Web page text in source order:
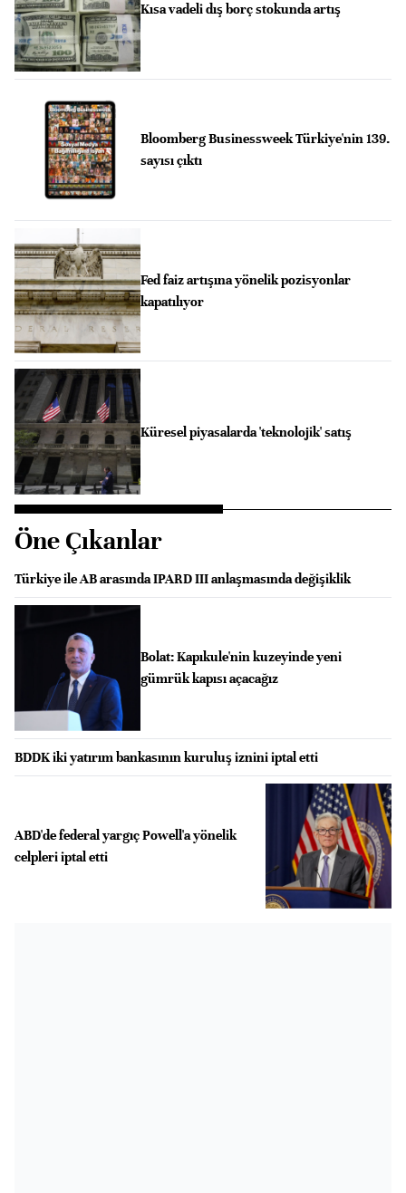
Kısa vadeli dış borç stokunda artış
Bloomberg Businessweek Türkiye'nin 139.
sayısı çıktı
Fed faiz artışına yönelik pozisyonlar
kapatılıyor
Küresel piyasalarda 'teknolojik' satış
Öne Çıkanlar
Türkiye ile AB arasında IPARD III anlaşmasında değişiklik
Bolat: Kapıkule'nin kuzeyinde yeni
gümrük kapısı açacağız
BDDK iki yatırım bankasının kuruluş iznini iptal etti
ABD'de federal yargıç Powell'a yönelik
celpleri iptal etti